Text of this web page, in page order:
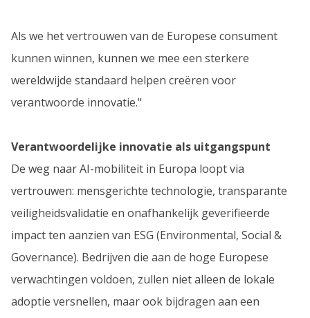
Als we het vertrouwen van de Europese consument
kunnen winnen, kunnen we mee een sterkere
wereldwijde standaard helpen creëren voor
verantwoorde innovatie."
Verantwoordelijke innovatie als uitgangspunt
De weg naar AI-mobiliteit in Europa loopt via
vertrouwen: mensgerichte technologie, transparante
veiligheidsvalidatie en onafhankelijk geverifieerde
impact ten aanzien van ESG (Environmental, Social &
Governance). Bedrijven die aan de hoge Europese
verwachtingen voldoen, zullen niet alleen de lokale
adoptie versnellen, maar ook bijdragen aan een